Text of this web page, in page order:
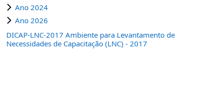
Ano 2024
Ano 2026
DICAP-LNC-2017 Ambiente para Levantamento de
Necessidades de Capacitação (LNC) - 2017